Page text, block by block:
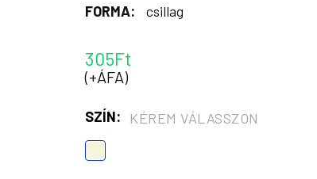
FORMA:
csillag
305Ft
(+ÁFA)
SZÍN: KÉREM VÁLASSZON